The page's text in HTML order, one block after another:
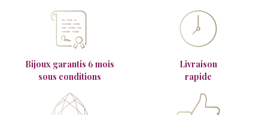
Bijoux garantis 6 mois
sous conditions
Livraison
rapide